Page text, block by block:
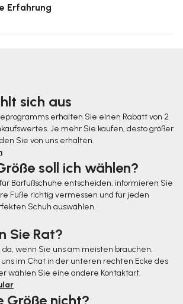
Erfahrung
sich aus
erhalten Sie einen Rabatt von 2
Je mehr Sie kaufen, desto größer
Sie von uns erhalten.
soll ich wählen?
Barfußschuhe entscheiden, informieren Sie
Füße richtig vermessen und für jeden
Schuh auswählen.
Sie Rat?
da, wenn Sie uns am meisten brauchen.
im Chat in der unteren rechten Ecke des
wählen Sie eine andere Kontaktart.
Größe nicht?